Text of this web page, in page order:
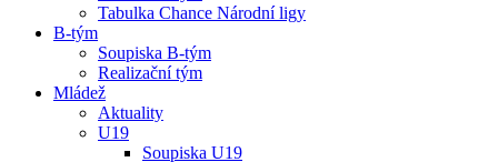
Tabulka Chance Národní ligy
B-tým
Soupiska B-tým
Realizační tým
Mládež
Aktuality
U19
Soupiska U19